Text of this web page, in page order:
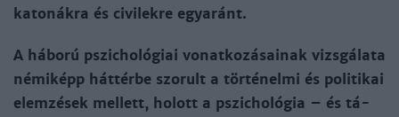
ka­to­nák­ra és ci­vi­lek­re egyaránt.
A há­bo­rú pszi­cho­ló­giai vo­nat­­ko­zá­sai­nak vizs­gá­la­ta
né­mi­képp hát­tér­be szo­rult a tör­té­nel­mi és po­li­ti­kai
elem­zé­sek mel­lett, holott a pszi­cho­ló­gia – és tá­